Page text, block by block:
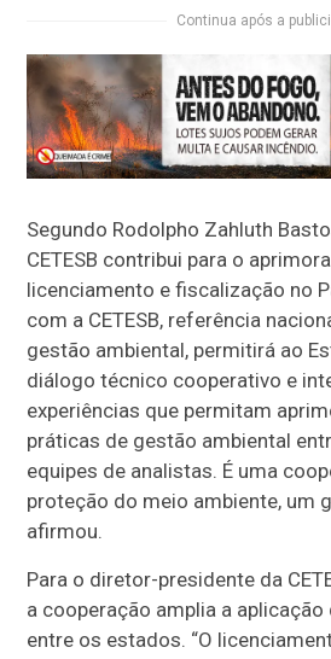
Continua após a
Segundo Rodolpho Zahluth
CETESB contribui para o
licenciamento e fiscalização no
com a CETESB, referência
gestão ambiental, permitirá ao
diálogo técnico cooperativo e
experiências que permitam
práticas de gestão ambiental
equipes de analistas. É uma
proteção do meio ambiente, um
afirmou.
Para o diretor-presidente da
a cooperação amplia a
entre os estados. “O